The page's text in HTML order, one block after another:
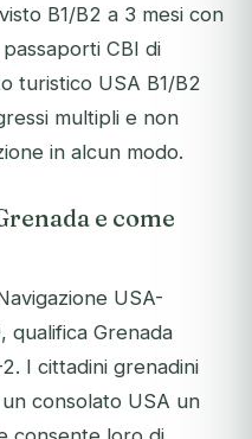
B1/B2 a 3 mesi con
CBI di
turistico USA B1/B2
multipli e non
in alcun modo.
e come
USA-
qualifica Grenada
I cittadini grenadini
consolato USA un